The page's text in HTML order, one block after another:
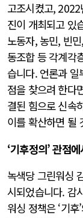
고조시켰고,
진이 개최되고 있
노동자, 농민, 빈
동조합 등 각계각
습니다. 언론과 일
점을 찾으려 한다
결된 힘으로 신속
이를 확산하면 될
‘기후정의’ 관점
녹색당 그린워싱
시되었습니다. 감
워싱 정책은 ‘기후